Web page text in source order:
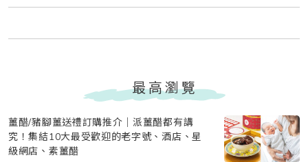
最高瀏覽
薑醋/豬腳薑送禮訂購推介｜派薑醋都有講
究！集結10大最受歡迎的老字號、酒店、星
級網店、素薑醋